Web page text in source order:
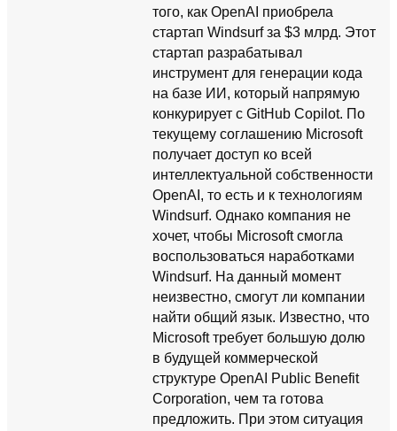
того, как OpenAI приобрела
стартап Windsurf за $3 млрд. Этот
стартап разрабатывал
инструмент для генерации кода
на базе ИИ, который напрямую
конкурирует с GitHub Copilot. По
текущему соглашению Microsoft
получает доступ ко всей
интеллектуальной собственности
OpenAI, то есть и к технологиям
Windsurf. Однако компания не
хочет, чтобы Microsoft смогла
воспользоваться наработками
Windsurf. На данный момент
неизвестно, смогут ли компании
найти общий язык. Известно, что
Microsoft требует большую долю
в будущей коммерческой
структуре OpenAI Public Benefit
Corporation, чем та готова
предложить. При этом ситуация